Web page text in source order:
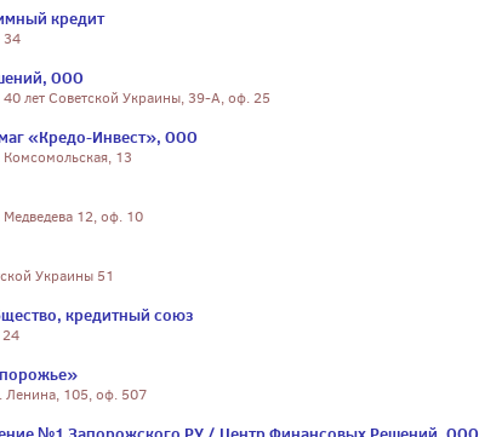
кредит
34
ООО
лет Советской Украины, 39-А, оф. 25
«Кредо-Инвест», ООО
13
12, оф. 10
Украины 51
кредитный союз
24
Ленина, 105, оф. 507